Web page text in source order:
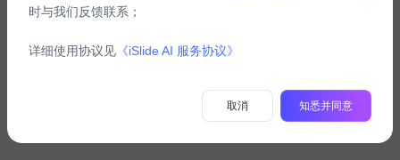
时与我们反馈联系；
详细使用协议见 《iSlide AI 服务协议》
取消 知悉并同意